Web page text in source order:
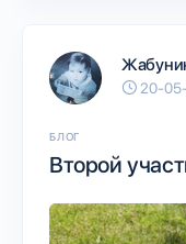
20-
БЛОГ
Второй